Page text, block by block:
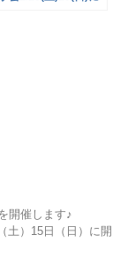
開催します♪
土）15日（日）に開